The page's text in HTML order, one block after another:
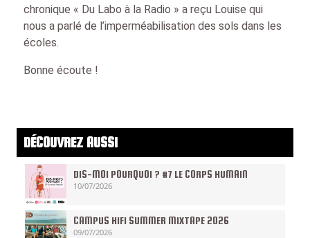
chronique « Du Labo à la Radio » a reçu Louise qui
nous a parlé de l’imperméabilisation des sols dans les
écoles.
Bonne écoute !
DÉCOUVREZ AUSSI
DIS-MOI POURQUOI ? #7 LE CORPS HUMAIN
10/07/2026
CAMPUS HIFI SUMMER MIXTAPE 2026
09/07/2026